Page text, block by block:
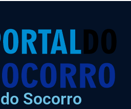
Socorro